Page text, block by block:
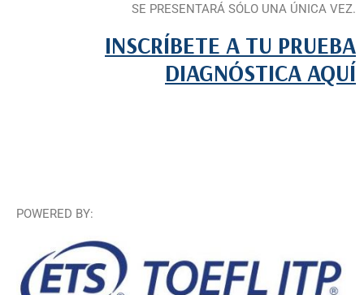
SE PRESENTARÁ SÓLO UNA ÚNICA VEZ.
INSCRÍBETE A TU PRUEBA
DIAGNÓSTICA AQUÍ
POWERED BY: